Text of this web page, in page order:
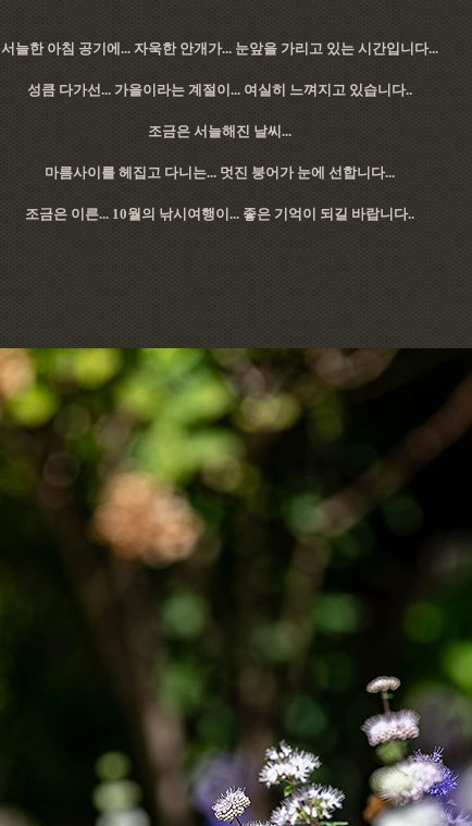
서늘한 아침 공기에... 자욱한 안개가... 눈앞을 가리고 있는 시간입니다...
성큼 다가선... 가을이라는 계절이... 여실히 느껴지고 있습니다..
조금은 서늘해진 날씨...
마름사이를 헤집고 다니는... 멋진 붕어가 눈에 선합니다...
조금은 이른... 10월의 낚시여행이... 좋은 기억이 되길 바랍니다..